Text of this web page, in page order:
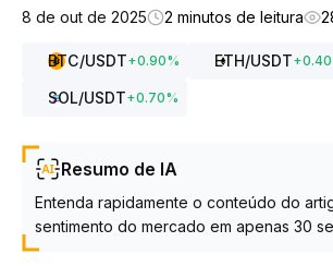
8 de out de 2025
2 minutos de leitura
BTC/USDT+0.90% ETH/USDT+0.40
SOL/USDT+0.70%
Resumo de IA
Entenda rapidamente o conteúdo do
sentimento do mercado em apenas 30